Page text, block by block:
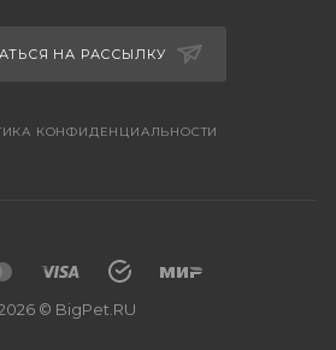
НА РАССЫЛКУ
КОНФИДЕНЦИАЛЬНОСТИ
© BigPet.RU